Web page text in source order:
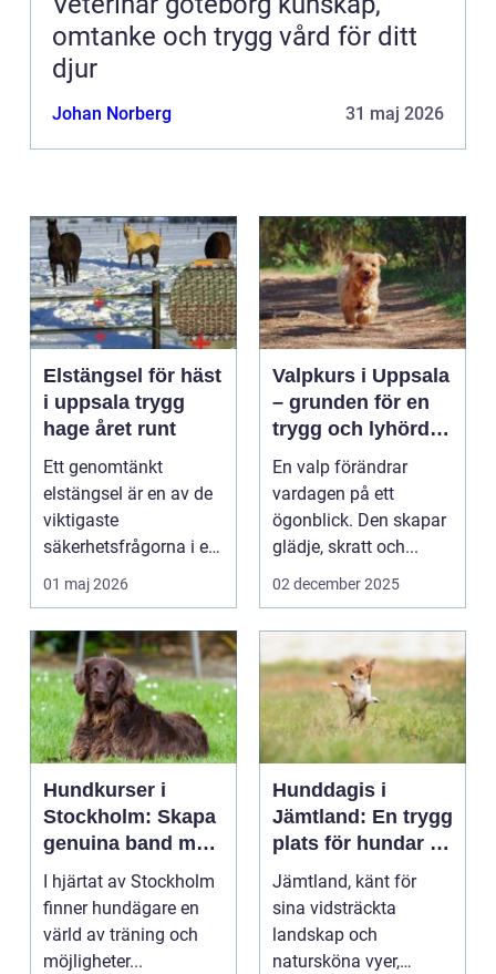
omtanke och trygg vård för ditt
djur
Johan Norberg 31 maj 2026
Elstängsel för häst
i uppsala trygg
hage året runt
Ett genomtänkt
elstängsel är en av de
viktigaste
säkerhetsfrågorna i ett
häststall. Runt
Uppsala, me...
01 maj 2026
Valpkurs i Uppsala
– grunden för en
trygg och lyhörd
hund
En valp förändrar
vardagen på ett
ögonblick. Den skapar
glädje, skratt och...
02 december 2025
Hundkurser i
Stockholm: Skapa
genuina band med
din hund
I hjärtat av Stockholm
finner hundägare en
värld av träning och
möjligheter...
Hunddagis i
Jämtland: En trygg
plats för hundar i
vårt vackra
landskap
Jämtland, känt för
sina vidsträckta
landskap och
natursköna vyer,